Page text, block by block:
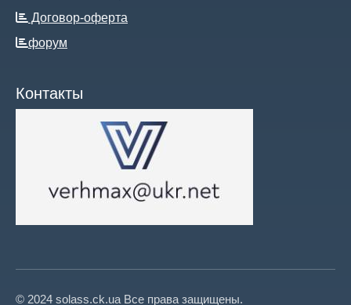
Договор-оферта
форум
Контакты
© 2024 solass.ck.ua Все права защищены.